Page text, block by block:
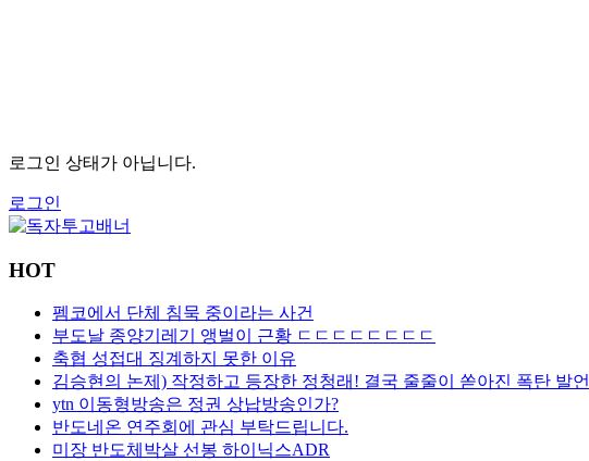
로그인 상태가 아닙니다.
로그인
HOT
펨코에서 단체 침묵 중이라는 사건
부도날 종양기레기 앵벌이 근황 ㄷㄷㄷㄷㄷㄷㄷㄷ
축협 성접대 징계하지 못한 이유
김승현의 논제) 작정하고 등장한 정청래! 결국 줄줄이 쏟아진 폭탄 발언
ytn 이동형방송은 정권 상납방송인가?
반도네온 연주회에 관심 부탁드립니다.
미장 반도체박살 선봉 하이닉스ADR